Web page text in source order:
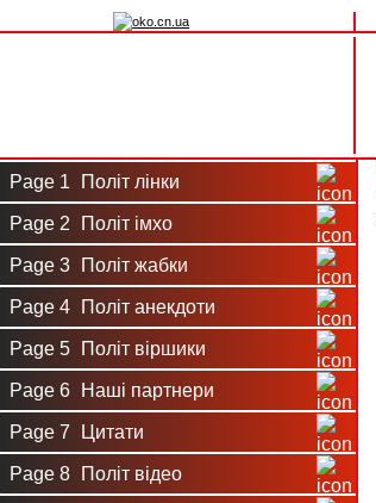
Page 1 Політ лінки
Page 2 Політ імхо
Page 3 Політ жабки
Page 4 Політ анекдоти
Page 5 Політ віршики
Page 6 Наші партнери
Page 7 Цитати
Page 8 Політ відео